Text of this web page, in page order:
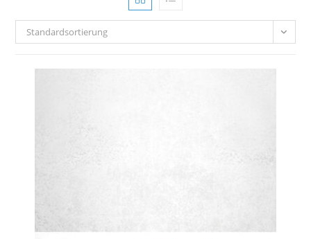
Standardsortierung